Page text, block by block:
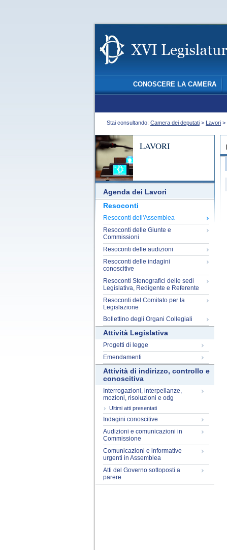
CONOSCERE LA CAMERA
Stai consultando: Camera dei deputati > Lavori >
LAVORI
Agenda dei Lavori
Resoconti
Resoconti dell'Assemblea
Resoconti delle Giunte e
Commissioni
Resoconti delle audizioni
Resoconti delle indagini
conoscitive
Resoconti Stenografici delle sedi
Legislativa, Redigente e Referente
Resoconti del Comitato per la
Legislazione
Bollettino degli Organi Collegiali
Attività Legislativa
Progetti di legge
Emendamenti
Attività di indirizzo, controllo e
conoscitiva
Interrogazioni, interpellanze,
mozioni, risoluzioni e odg
Ultimi atti presentati
Indagini conoscitive
Audizioni e comunicazioni in
Commissione
Comunicazioni e informative
urgenti in Assemblea
Atti del Governo sottoposti a
parere